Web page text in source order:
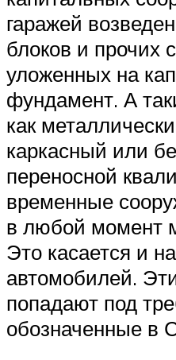
гаражей
блоков и прочих
уложенных на
фундамент. А
как
каркасный или
переносной
временные
в любой момент
Это касается и
автомобилей.
попадают под
обозначенные в